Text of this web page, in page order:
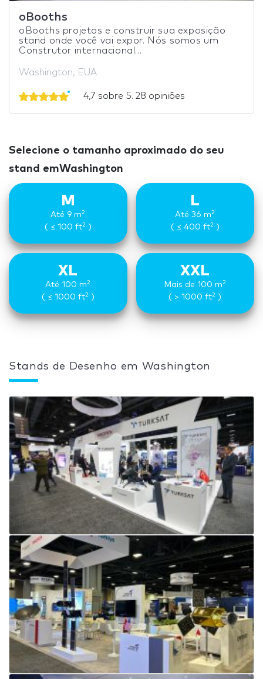
oBooths
oBooths projetos e construir sua exposição
stand onde você vai expor. Nós somos um
Construtor internacional...
Washington, EUA
4,7 sobre 5. 28 opiniões
Selecione o tamanho aproximado do seu
stand emWashington
M
Até 9 m2
( ≤ 100 ft2)
L
Até 36 m2
( ≤ 400 ft2)
XL
Até 100 m2
( ≤ 1000 ft2)
XXL
Mais de 100 m2
( > 1000 ft2 )
Stands de Desenho em Washington